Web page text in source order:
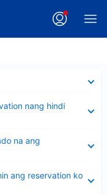
nang hindi
na ang
ang reservation ko